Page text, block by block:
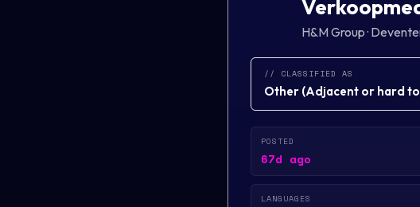
H&M Group·
// CLASSIFIED AS
Other (Adjacent or hard
POSTED
67d ago
LANGUAGES